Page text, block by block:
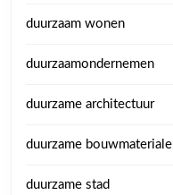
duurzaam wonen
duurzaamondernemen
duurzame architectuur
duurzame
duurzame stad